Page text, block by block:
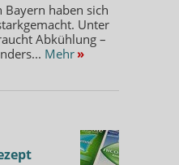
Bayern haben sich
Unter
Abkühlung –
Mehr »